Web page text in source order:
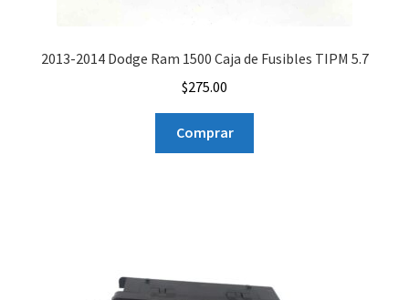
2013-2014 Dodge Ram 1500 Caja de Fusibles TIPM 5.7
$275.00
Comprar